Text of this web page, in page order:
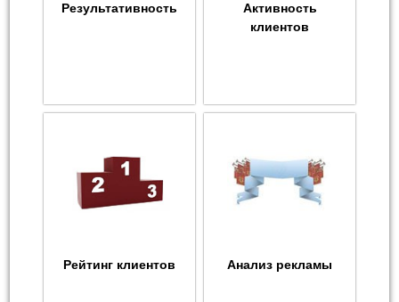
Результативность
Активность
клиентов
Рейтинг клиентов Анализ рекламы